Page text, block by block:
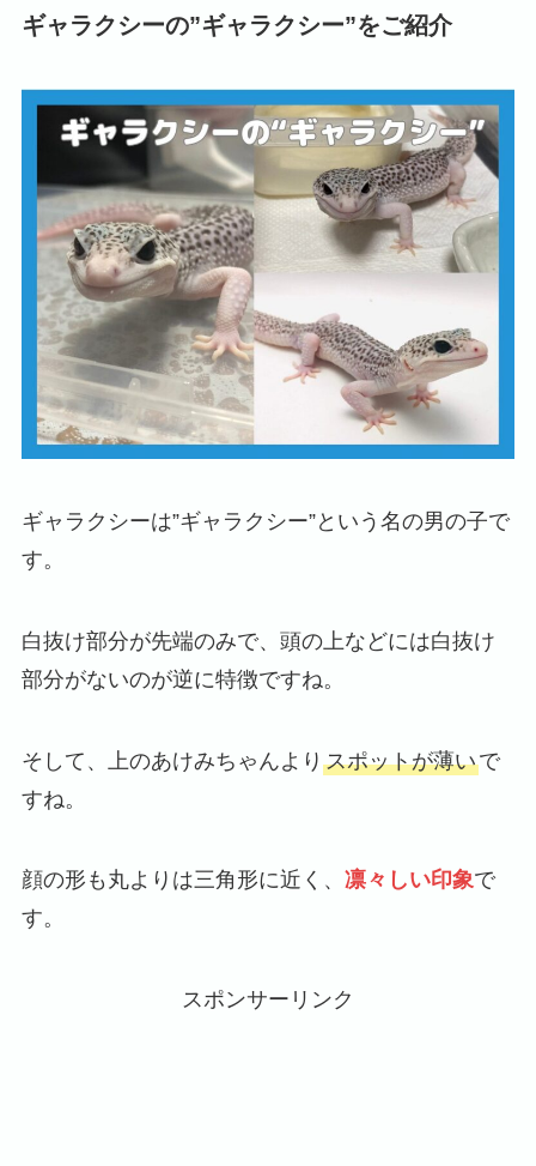
ギャラクシーの”ギャラクシー”をご紹介
ギャラクシーは”ギャラクシー”という名の男の子で
す。
白抜け部分が先端のみで、頭の上などには白抜け
部分がないのが逆に特徴ですね。
そして、上のあけみちゃんより スポットが薄いで
すね。
顔の形も丸よりは三角形に近く、 凛々しい印象で
す。
スポンサーリンク